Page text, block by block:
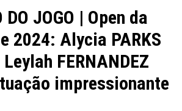
DO JOGO | Open da
2024: Alycia PARKS
FERNANDEZ
impressionante